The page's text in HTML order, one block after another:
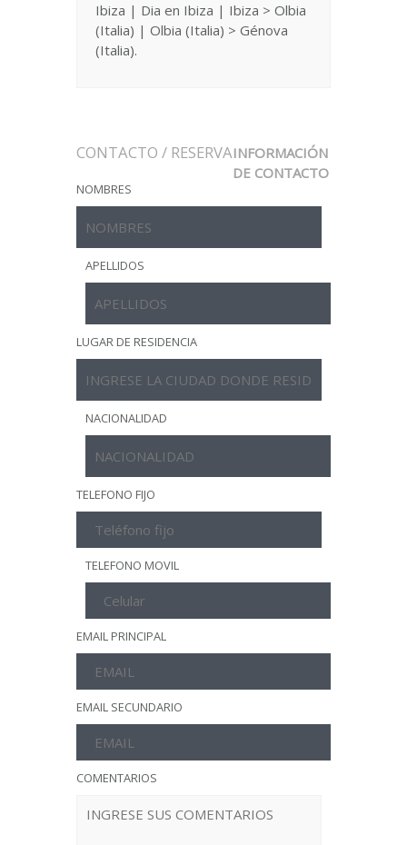
Ibiza | Dia en Ibiza | Ibiza > Olbia
(Italia) | Olbia (Italia) > Génova
(Italia).
CONTACTO / RESERVAINFORMACIÓN
DE CONTACTO
NOMBRES
APELLIDOS
LUGAR DE RESIDENCIA
NACIONALIDAD
TELEFONO FIJO
TELEFONO MOVIL
EMAIL PRINCIPAL
EMAIL SECUNDARIO
COMENTARIOS